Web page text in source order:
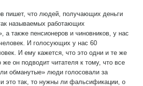
пишет, что людей, получающих деньги
называемых работающих
а также пенсионеров и чиновников, у нас
И голосующих у нас 60
И ему кажется, что это одни и те же
он подводит читателя к тому, что все
обманутые» люди голосовали за
это так, то нужны ли фальсификации, о